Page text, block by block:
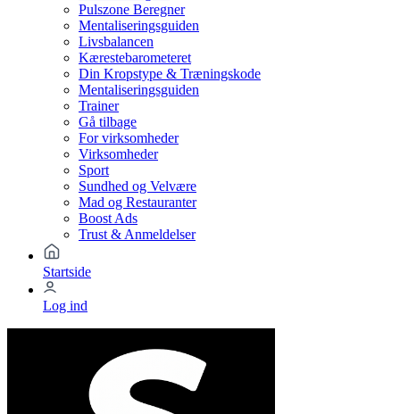
Pulszone Beregner
Mentaliseringsguiden
Livsbalancen
Kærestebarometeret
Din Kropstype & Træningskode
Mentaliseringsguiden
Trainer
Gå tilbage
For virksomheder
Virksomheder
Sport
Sundhed og Velvære
Mad og Restauranter
Boost Ads
Trust & Anmeldelser
Startside
Log ind